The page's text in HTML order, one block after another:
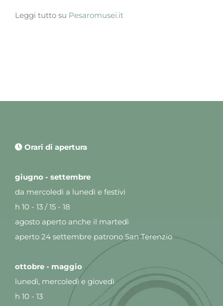
Leggi tutto su Pesaromusei.it
Orari di apertura
giugno - settembre
da mercoledì a lunedì e festivi
h 10 - 13 / 15 - 18
agosto aperto anche il martedì
aperto 24 settembre patrono San Terenzio
ottobre - maggio
lunedì, mercoledì e giovedì
h 10 - 13